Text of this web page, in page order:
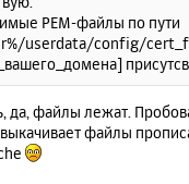
PEM-файлы по пути
userdata/config/
да, файлы лежат.
файлы